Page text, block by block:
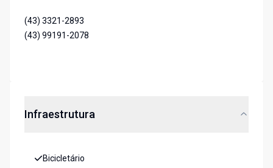
(43) 3321-2893
(43) 99191-2078
Infraestrutura
Bicicletário